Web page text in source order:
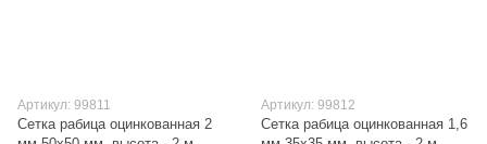
Артикул: 99811
Сетка рабица оцинкованная 2
Артикул: 99812
Сетка рабица оцинкованная 1,6